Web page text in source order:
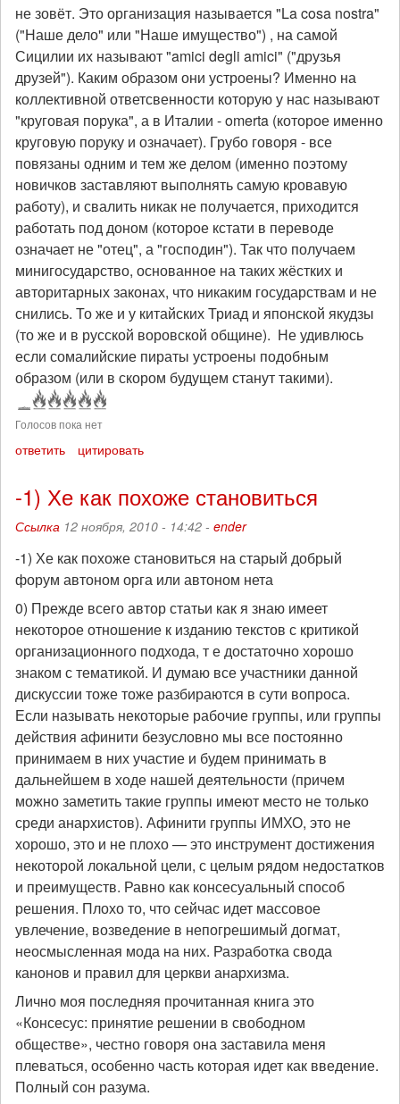
не зовёт. Это организация называется "La cosa nostra"
("Наше дело" или "Наше имущество") , на самой
Сицилии их называют "amici degli amici" ("друзья
друзей"). Каким образом они устроены? Именно на
коллективной ответсвенности которую у нас называют
"круговая порука", а в Италии - omerta (которое именно
круговую поруку и означает). Грубо говоря - все
повязаны одним и тем же делом (именно поэтому
новичков заставляют выполнять самую кровавую
работу), и свалить никак не получается, приходится
работать под доном (которое кстати в переводе
означает не "отец", а "господин"). Так что получаем
минигосударство, основанное на таких жёстких и
авторитарных законах, что никаким государствам и не
снились. То же и у китайских Триад и японской якудзы
(то же и в русской воровской общине). Не удивлюсь
если сомалийские пираты устроены подобным
образом (или в скором будущем станут такими).
Голосов пока нет
ответить цитировать
-1) Хе как похоже становиться
Ссылка 12 ноября, 2010 - 14:42 - ender
-1) Хе как похоже становиться на старый добрый
форум автоном орга или автоном нета
0) Прежде всего автор статьи как я знаю имеет
некоторое отношение к изданию текстов с критикой
организационного подхода, т е достаточно хорошо
знаком с тематикой. И думаю все участники данной
дискуссии тоже тоже разбираются в сути вопроса.
Если называть некоторые рабочие группы, или группы
действия афинити безусловно мы все постоянно
принимаем в них участие и будем принимать в
дальнейшем в ходе нашей деятельности (причем
можно заметить такие группы имеют место не только
среди анархистов). Афинити группы ИМХО, это не
хорошо, это и не плохо — это инструмент достижения
некоторой локальной цели, с целым рядом недостатков
и преимуществ. Равно как консесуальный способ
решения. Плохо то, что сейчас идет массовое
увлечение, возведение в непогрешимый догмат,
неосмысленная мода на них. Разработка свода
канонов и правил для церкви анархизма.
Лично моя последняя прочитанная книга это
«Консесус: принятие решении в свободном
обществе», честно говоря она заставила меня
плеваться, особенно часть которая идет как введение.
Полный сон разума.